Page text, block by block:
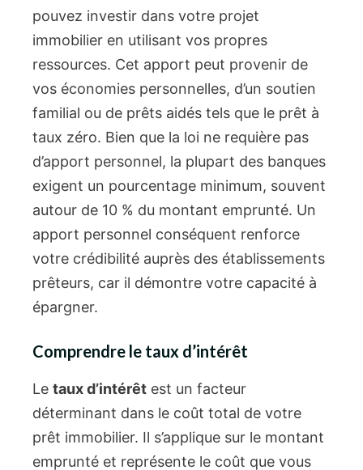
pouvez investir dans votre projet
immobilier en utilisant vos propres
ressources. Cet apport peut provenir de
vos économies personnelles, d’un soutien
familial ou de prêts aidés tels que le prêt à
taux zéro. Bien que la loi ne requière pas
d’apport personnel, la plupart des banques
exigent un pourcentage minimum, souvent
autour de 10 % du montant emprunté. Un
apport personnel conséquent renforce
votre crédibilité auprès des établissements
prêteurs, car il démontre votre capacité à
épargner.
Comprendre le taux d’intérêt
Le taux d’intérêt est un facteur
déterminant dans le coût total de votre
prêt immobilier. Il s’applique sur le montant
emprunté et représente le coût que vous